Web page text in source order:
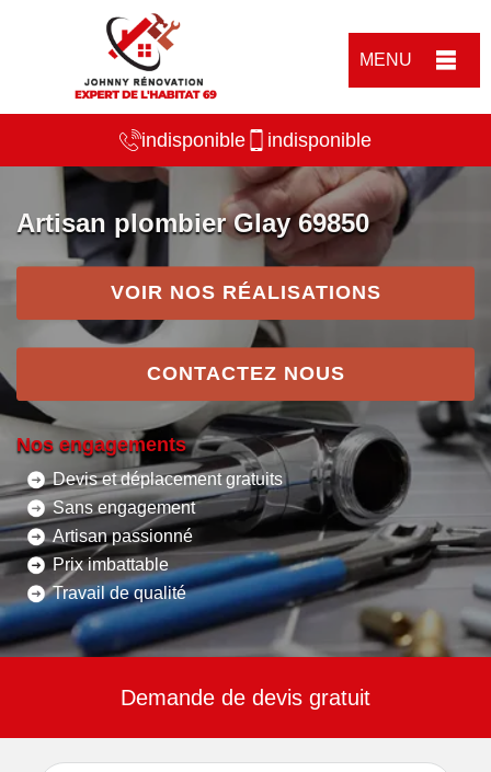
MENU
indisponible indisponible
Artisan plombier Glay 69850
VOIR NOS RÉALISATIONS
CONTACTEZ NOUS
Nos engagements
Devis et déplacement gratuits
Sans engagement
Artisan passionné
Prix imbattable
Travail de qualité
Demande de devis gratuit